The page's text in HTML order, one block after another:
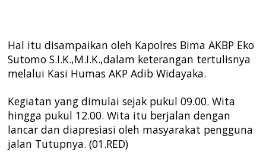
Hal itu disampaikan oleh Kapolres Bima AKBP Eko
Sutomo S.I.K.,M.I.K.,dalam keterangan tertulisnya
melalui Kasi Humas AKP Adib Widayaka.
Kegiatan yang dimulai sejak pukul 09.00. Wita
hingga pukul 12.00. Wita itu berjalan dengan
lancar dan diapresiasi oleh masyarakat pengguna
jalan Tutupnya. (01.RED)